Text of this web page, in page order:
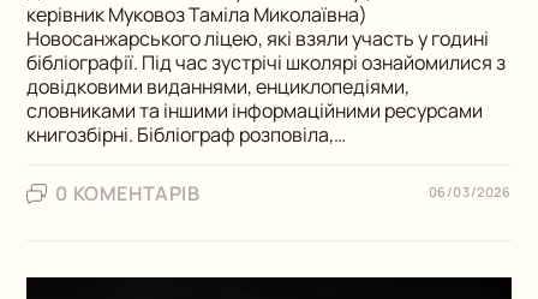
керівник Муковоз Таміла Миколаївна)
Новосанжарського ліцею, які взяли участь у годині
бібліографії. Під час зустрічі школярі ознайомилися з
довідковими виданнями, енциклопедіями,
словниками та іншими інформаційними ресурсами
книгозбірні. Бібліограф розповіла,…
0 КОМЕНТАРІВ 06/03/2026